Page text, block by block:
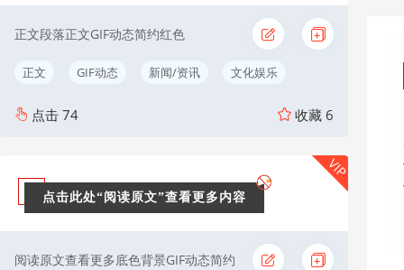
正文段落正文GIF动态简约红色
正文 GIF动态 新闻/资讯 文化娱乐
点击 74 收藏 6
点击此处“阅读原文”查看更多内容
阅读原文查看更多底色背景GIF动态简约
VIP